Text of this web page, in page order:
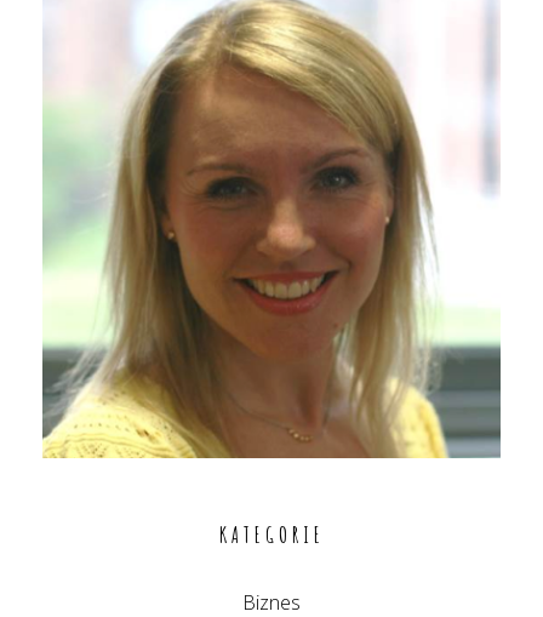
KATEGORIE
Biznes